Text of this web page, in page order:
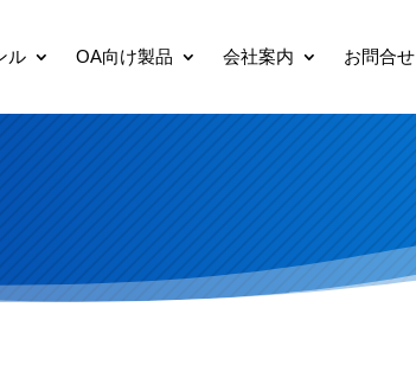
ル OA向け製品 会社案内 お問合せ